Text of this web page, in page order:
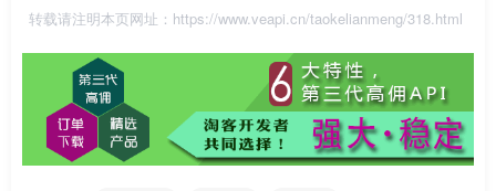
转载请注明本页网址： https://www.veapi.cn/taokelianmeng/318.html